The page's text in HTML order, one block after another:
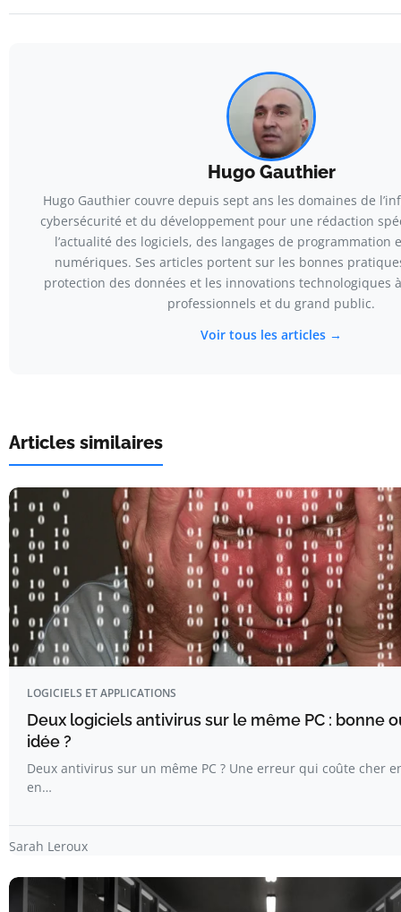
Hugo Gauthier
Hugo Gauthier couvre depuis sept ans les domaines de
cybersécurité et du développement pour une rédaction
l’actualité des logiciels, des langages de programmation
numériques. Ses articles portent sur les bonnes
protection des données et les innovations technologiques
professionnels et du grand public.
Voir tous les articles →
Articles similaires
LOGICIELS ET APPLICATIONS
Deux logiciels antivirus sur le même PC : bonne
idée ?
Deux antivirus sur un même PC ? Une erreur qui coûte cher
en…
Sarah Leroux